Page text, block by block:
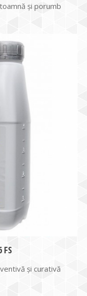
și porumb
FS
şi curativă